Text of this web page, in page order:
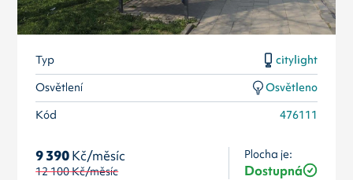
Typ
citylight
Osvětlení
Osvětleno
Kód
476111
9 390Kč/měsíc
12 100Kč/měsíc
Plocha je:
Dostupná